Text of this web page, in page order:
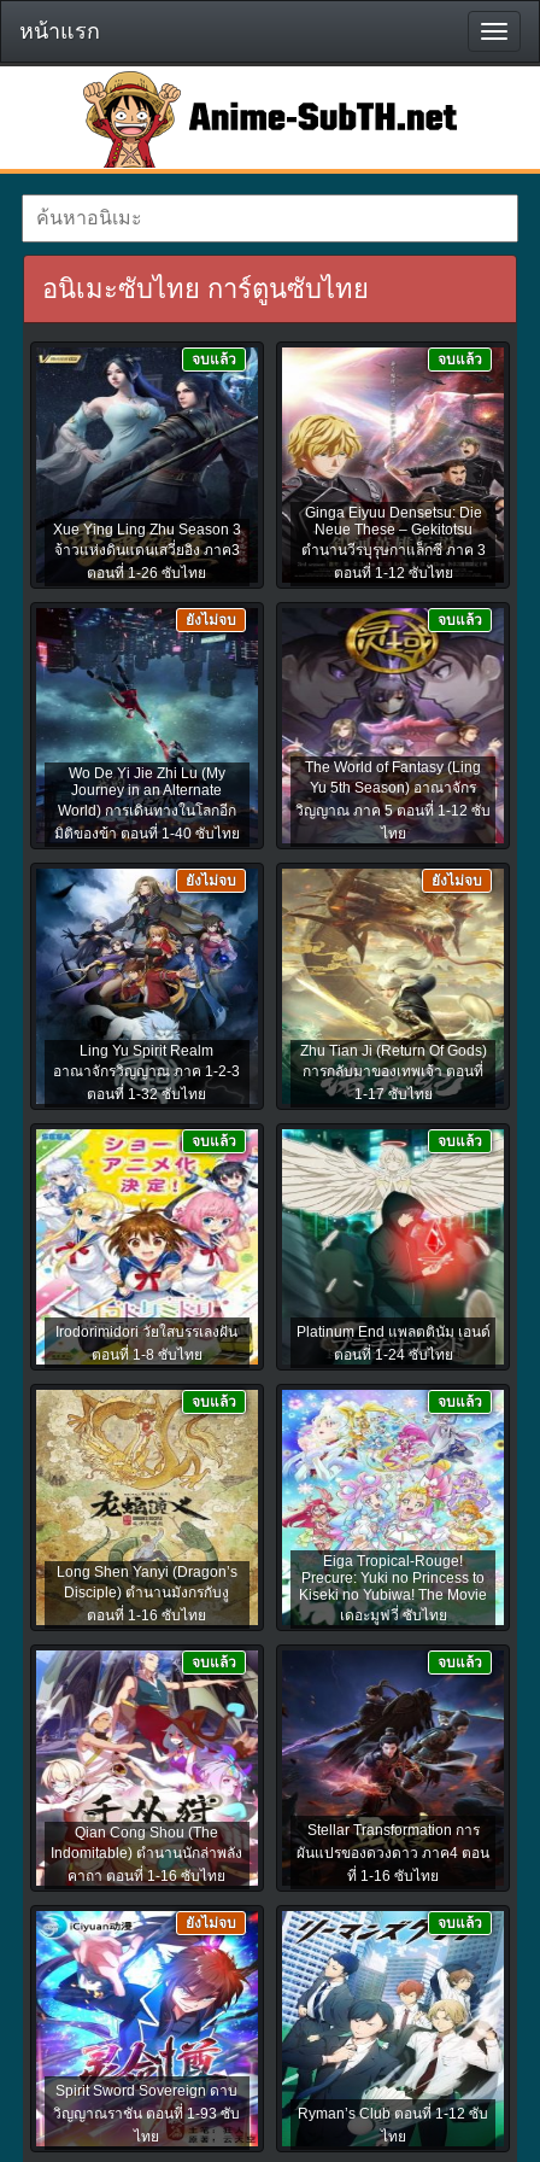
หน้า
แรก
หน้าแรก
อนิเมะซับไทย การ์ตูนซับไทย
Xue Ying Ling Zhu Season 3
จ้าวแห่งดินแดนเสวี่ยอิง ภาค3
ตอนที่ 1-26 ซับไทย
จบแล้ว
Ginga Eiyuu Densetsu: Die
Neue These – Gekitotsu
ตำนานวีรบุรุษกาแล็กซี ภาค 3
ตอนที่ 1-12 ซับไทย
จบแล้ว
Wo De Yi Jie Zhi Lu (My
Journey in an Alternate
World) การเดินทางในโลกอีก
มิติของข้า ตอนที่ 1-40 ซับไทย
ยังไม่จบ
The World of Fantasy (Ling
Yu 5th Season) อาณาจักร
วิญญาณ ภาค 5 ตอนที่ 1-12 ซับ
ไทย
จบแล้ว
Ling Yu Spirit Realm
อาณาจักรวิญญาณ ภาค 1-2-3
ตอนที่ 1-32 ซับไทย
ยังไม่จบ
Zhu Tian Ji (Return Of Gods)
การกลับมาของเทพเจ้า ตอนที่
1-17 ซับไทย
ยังไม่จบ
Irodorimidori วัยใสบรรเลงฝัน
ตอนที่ 1-8 ซับไทย
จบแล้ว
Platinum End แพลตตินัม เอนด์
ตอนที่ 1-24 ซับไทย
จบแล้ว
Long Shen Yanyi (Dragon’s
Disciple) ตำนานมังกรกับงู
ตอนที่ 1-16 ซับไทย
จบแล้ว
Eiga Tropical-Rouge!
Precure: Yuki no Princess to
Kiseki no Yubiwa! The Movie
เดอะมูฟวี่ ซับไทย
จบแล้ว
Qian Cong Shou (The
Indomitable) ตำนานนักล่าพลัง
คาถา ตอนที่ 1-16 ซับไทย
จบแล้ว
Stellar Transformation การ
ผันแปรของดวงดาว ภาค4 ตอน
ที่ 1-16 ซับไทย
จบแล้ว
Spirit Sword Sovereign ดาบ
วิญญาณราชัน ตอนที่ 1-93 ซับ
ไทย
ยังไม่จบ
Ryman’s Club ตอนที่ 1-12 ซับ
ไทย
จบแล้ว